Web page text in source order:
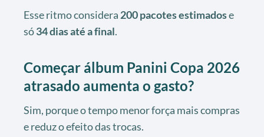
Esse ritmo considera 200 pacotes estimadose
só34 dias até a final.
Começar álbum Panini Copa 2026
atrasado aumenta o gasto?
Sim, porque o tempo menor força mais compras
e reduz o efeito das trocas.